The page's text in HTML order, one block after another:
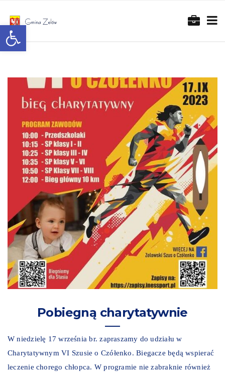
Otwórz pasek narzędzi
Pobiegną charytatywnie
W niedzielę 17 września br. zapraszamy do udziału w
Charytatywnym VI Szusie o Czółenko. Biegacze będą wspierać
leczenie chorego chłopca. W programie nie zabraknie również